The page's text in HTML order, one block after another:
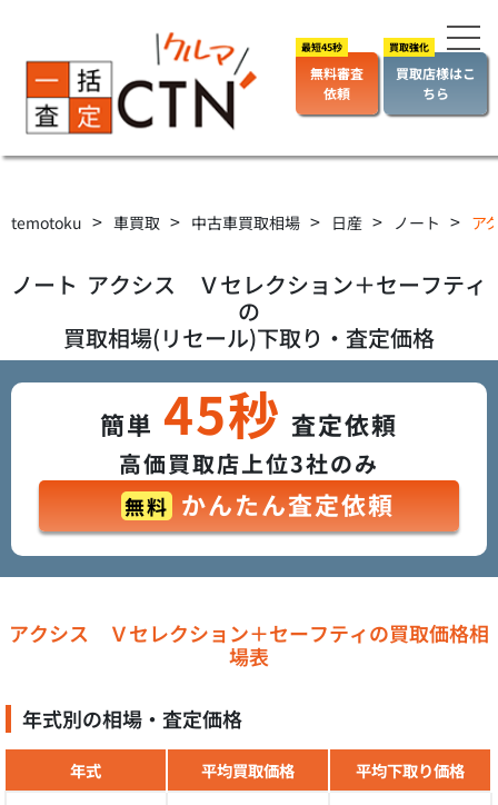
無料審査
依頼
買取店様はこ
ちら
temotoku > 車買取 > 中古車買取相場 > 日産 > ノート > ア
ノート アクシス Ｖセレクション＋セーフティ
の
買取相場(リセール)下取り・査定価格
簡単 45秒 査定依頼
高価買取店上位3社のみ
無料 かんたん査定依頼
アクシス Ｖセレクション＋セーフティの買取価格相
場表
年式別の相場・査定価格
年式 平均買取価格 平均下取り価格